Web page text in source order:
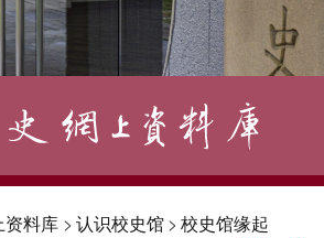
资料库 > 认识校史馆> 校史馆缘起